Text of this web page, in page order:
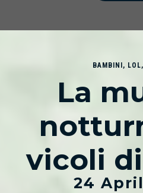
BAMBINI , LOL,
La
vicoli
24